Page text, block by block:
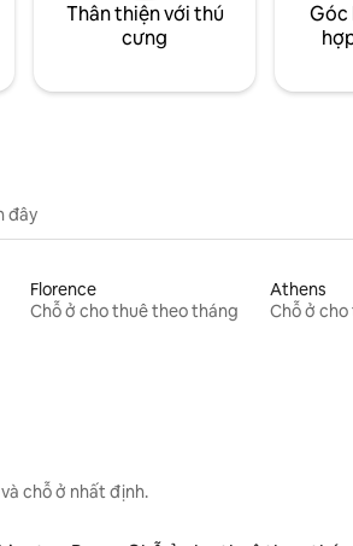
Thân thiện với thú
cưng
Góc
đây
Florence
Chỗ ở cho thuê theo tháng
Athens
Chỗ ở
chỗ ở nhất định.